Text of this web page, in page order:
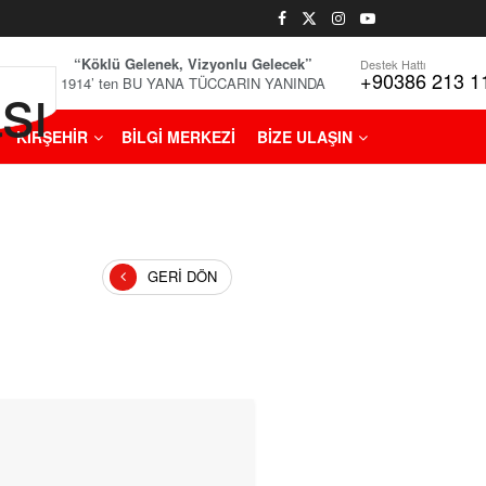
“Köklü Gelenek, Vizyonlu Gelecek”
1914’ ten BU YANA TÜCCARIN YANINDA
Destek Hattı
+90386 213
KIRŞEHİR BİLGİ MERKEZİ BİZE ULAŞIN
GERI DÖN